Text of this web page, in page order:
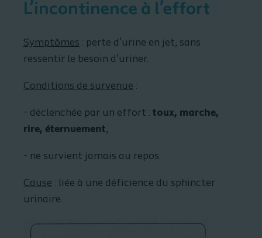
L’incontinence à l’effort
Symptômes : perte d’urine en jet, sans
ressentir le besoin d’uriner.
Conditions de survenue :
- déclenchée par un effort : toux, marche,
rire, éternuement,
- ne survient jamais au repos.
Cause : liée à une déficience du sphincter
urinaire.